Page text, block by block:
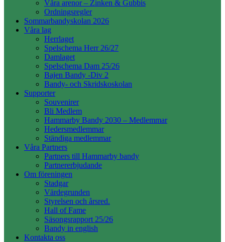
Våra arenor – Zinken & Gubbis
Ordningsregler
Sommarbandyskolan 2026
Våra lag
Herrlaget
Spelschema Herr 26/27
Damlaget
Spelschema Dam 25/26
Bajen Bandy -Div 2
Bandy- och Skridskoskolan
Supporter
Souvenirer
Bli Medlem
Hammarby Bandy 2030 – Medlemmar
Hedersmedlemmar
Ständiga medlemmar
Våra Partners
Partners till Hammarby bandy
Partnererbjudande
Om föreningen
Stadgar
Värdegrunden
Styrelsen och årsred.
Hall of Fame
Säsongsrapport 25/26
Bandy in english
Kontakta oss